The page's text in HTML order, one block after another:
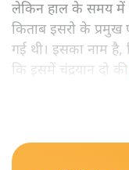
लेकिन हाल के समय में
किताब इसरो के
गई थी। इसका नाम है,
कि इसमें चंद्रयान दो